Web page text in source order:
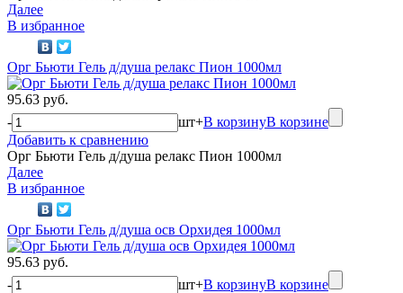
Далее
В избранное
Орг Бьюти Гель д/душа релакс Пион 1000мл
95.63 руб.
-
шт+В корзинуВ корзине
Добавить к сравнению
Орг Бьюти Гель д/душа релакс Пион 1000мл
Далее
В избранное
Орг Бьюти Гель д/душа осв Орхидея 1000мл
95.63 руб.
-
шт+В корзинуВ корзине